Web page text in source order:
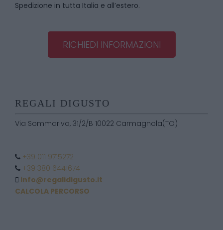
Spedizione in tutta Italia e all’estero.
RICHIEDI INFORMAZIONI
REGALI DIGUSTO
Via Sommariva, 31/2/B 10022 Carmagnola(TO)
+39 011 9715272
+39 380 6441674
info@regalidigusto.it
CALCOLA PERCORSO